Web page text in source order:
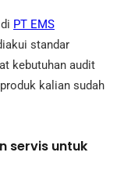
PT EMS
standar
kebutuhan audit
kalian sudah
servis untuk